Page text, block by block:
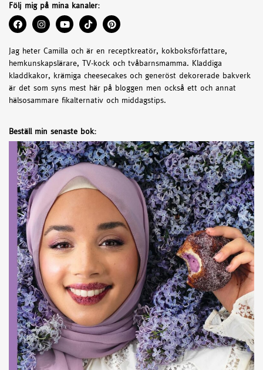
Följ mig på mina kanaler:
Jag heter Camilla och är en receptkreatör, kokboksförfattare,
hemkunskapslärare, TV-kock och tvåbarnsmamma. Kladdiga
kladdkakor, krämiga cheesecakes och generöst dekorerade bakverk
är det som syns mest här på bloggen men också ett och annat
hälsosammare fikalternativ och middagstips.
Beställ min senaste bok: